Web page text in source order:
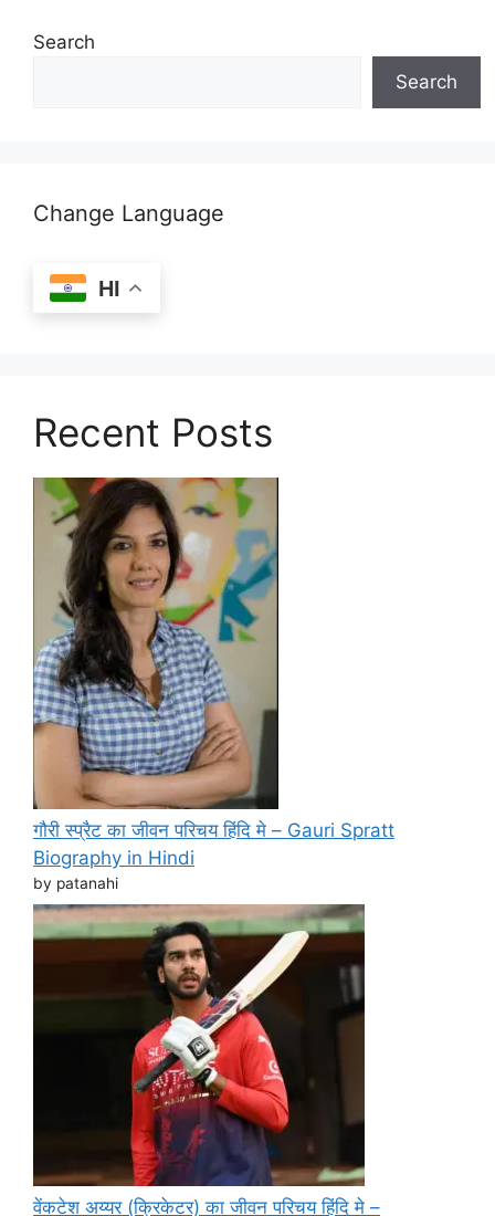
Search
Search
Change Language
HI
Recent Posts
गौरी स्प्रैट का जीवन परिचय हिंदि मे – Gauri Spratt
Biography in Hindi
by patanahi
वेंकटेश अय्यर (क्रिकेटर) का जीवन परिचय हिंदि मे –